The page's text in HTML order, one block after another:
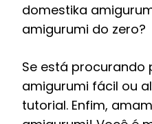
domestika
amigurumi do zero?
Se está procurando
amigurumi fácil ou
tutorial. Enfim,